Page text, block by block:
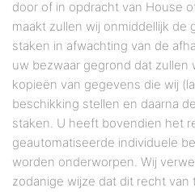
door of in opdracht van House
maakt zullen wij onmiddellijk de
staken in afwachting van de
uw bezwaar gegrond dat zullen
kopieën van gegevens die wij
beschikking stellen en daarna
staken. U heeft bovendien het
geautomatiseerde individuele
worden onderworpen. Wij
zodanige wijze dat dit recht van